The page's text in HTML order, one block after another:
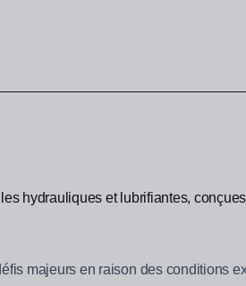
hydrauliques et lubrifiantes,
majeurs en raison des conditions